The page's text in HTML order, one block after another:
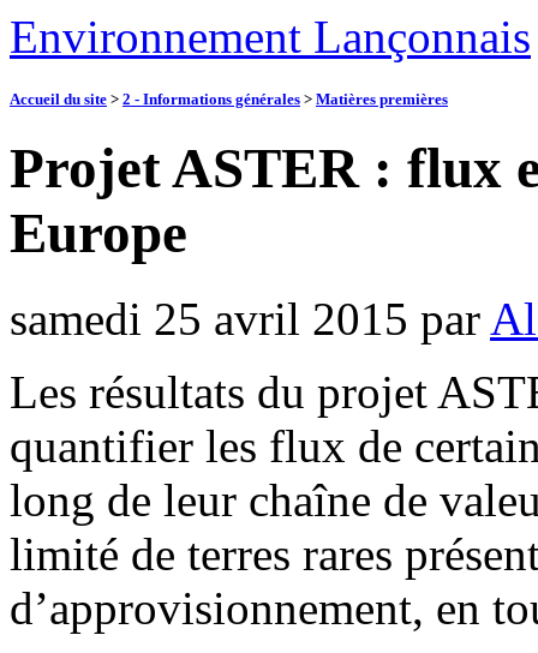
Environnement Lançonnais
Accueil du site > 2 - Informations générales > Matières premières
Projet ASTER : flux
Europe
samedi 25 avril 2015 par
Les résultats du projet
quantifier les flux de
long de leur chaîne de
limité de terres rares
d’approvisionnement, en